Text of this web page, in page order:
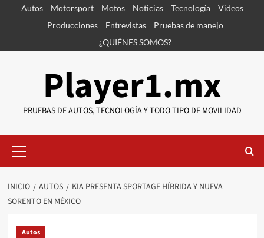
SaltarAutos Motorsport Motos Noticias Tecnología
Videos
Producciones
Entrevistas
Pruebas de manejo
¿QUIÉNES SOMOS?
Player1.mx
PRUEBAS DE AUTOS, TECNOLOGÍA Y TODO TIPO DE MOVILIDAD
primario
INICIO AUTOS
KIA PRESENTA SPORTAGE HÍBRIDA Y NUEVA
SORENTO EN MÉXICO
Autos